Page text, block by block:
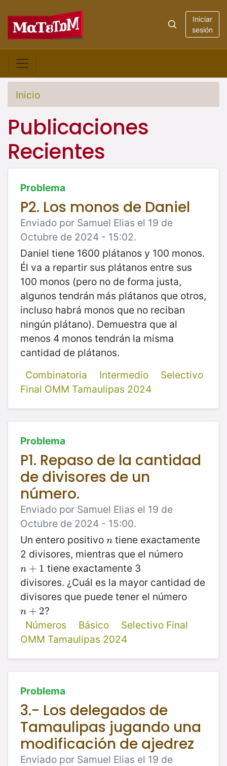
Iniciar
sesión
Inicio
Publicaciones
Recientes
Problema
P2. Los monos de Daniel
Enviado por Samuel Elias el 19 de
Octubre de 2024 - 15:02.
Daniel tiene 1600 plátanos y 100 monos.
Él va a repartir sus plátanos entre sus
100 monos (pero no de forma justa,
algunos tendrán más plátanos que otros,
incluso habrá monos que no reciban
ningún plátano). Demuestra que al
menos 4 monos tendrán la misma
cantidad de plátanos.
Combinatoria
Intermedio
Selectivo
Final OMM Tamaulipas 2024
Problema
P1. Repaso de la cantidad
de divisores de un
número.
Enviado por Samuel Elias el 19 de
Octubre de 2024 - 15:00.
Un entero positivo n
n tiene exactamente
2 divisores, mientras que el número
n + 1
n+1
tiene exactamente 3
divisores. ¿Cuál es la mayor cantidad de
divisores que puede tener el número
n + 2
n+2
?
Números
Básico
Selectivo Final
OMM Tamaulipas 2024
Problema
3.- Los delegados de
Tamaulipas jugando una
modificación de ajedrez
Enviado por Samuel Elias el 19 de